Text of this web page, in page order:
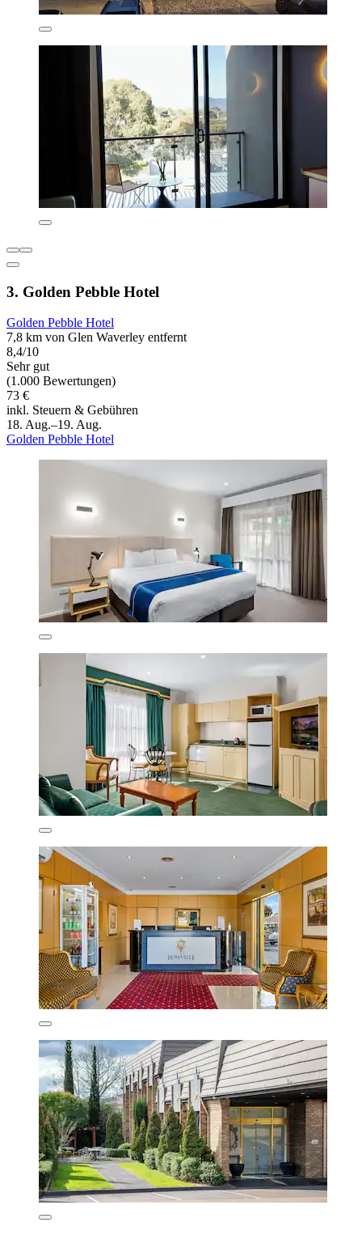
3. Golden Pebble Hotel
Golden Pebble Hotel
7,8 km von Glen Waverley entfernt
8,4/10
Sehr gut
(1.000 Bewertungen)
73 €
inkl. Steuern & Gebühren
18. Aug.–19. Aug.
Golden Pebble Hotel